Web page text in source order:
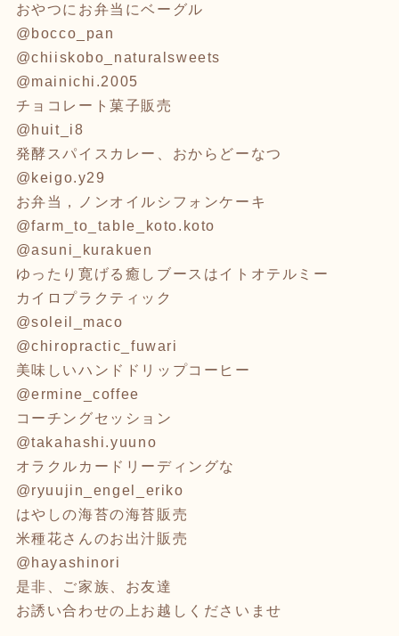
おやつにお弁当にベーグル
@bocco_pan
@chiiskobo_naturalsweets
@mainichi.2005
チョコレート菓子販売
@huit_i8
発酵スパイスカレー、おからどーなつ
@keigo.y29
お弁当，ノンオイルシフォンケーキ
@farm_to_table_koto.koto
@asuni_kurakuen
ゆったり寛げる癒しブースはイトオテルミー
カイロプラクティック
@soleil_maco
@chiropractic_fuwari
美味しいハンドドリップコーヒー
@ermine_coffee
コーチングセッション
@takahashi.yuuno
オラクルカードリーディングな
@ryuujin_engel_eriko
はやしの海苔の海苔販売
米種花さんのお出汁販売
@hayashinori
是非、ご家族、お友達
お誘い合わせの上お越しくださいませ